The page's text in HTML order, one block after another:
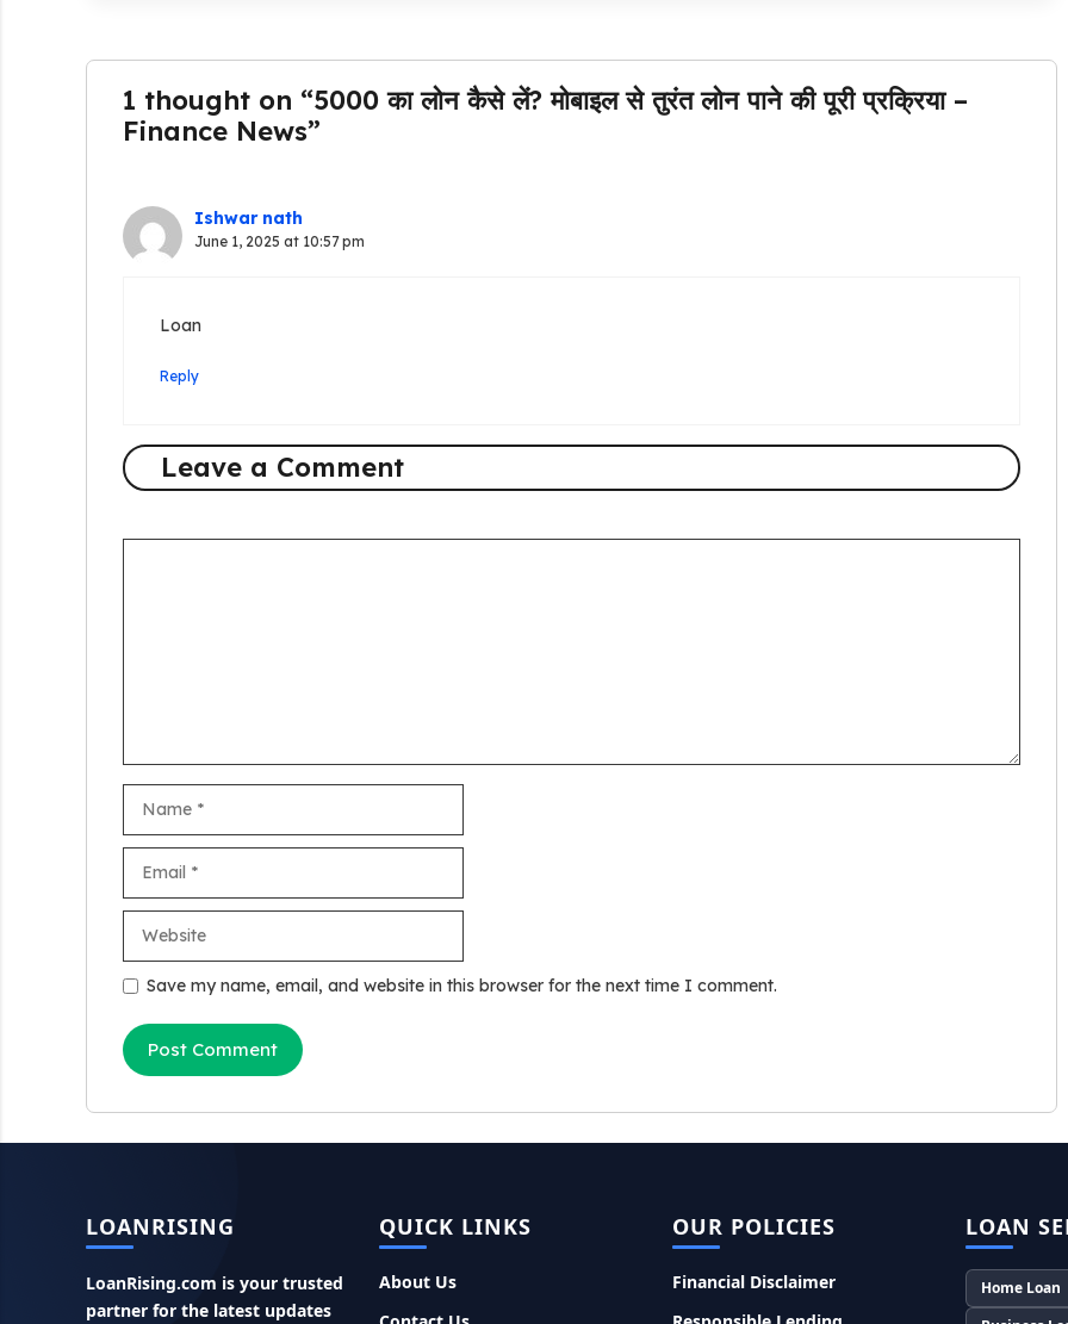
1 thought on “₹5000 का लोन कैसे लें? मोबाइल से तुरंत लोन पाने की पूरी प्रक्रिया –
Finance News”
Ishwar nath
June 1, 2025 at 10:57 pm
Loan
Reply
Leave a Comment
Save my name, email, and website in this browser for the next time I comment.
LOANRISING
LoanRising.com is your trusted
partner for the latest updates
QUICK LINKS
About Us
OUR POLICIES
Financial Disclaimer
LOAN
Home Loan